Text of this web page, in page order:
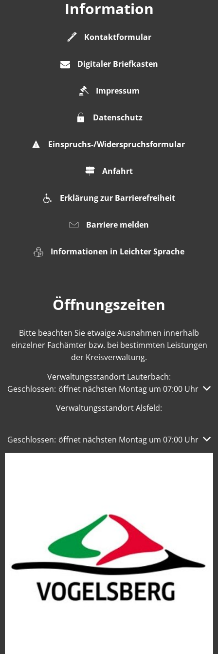
Information
Kontaktformular
Digitaler Briefkasten
Impressum
Datenschutz
Einspruchs-/Widerspruchsformular
Anfahrt
Erklärung zur Barrierefreiheit
Barriere melden
Informationen in Leichter Sprache
Öffnungszeiten
Bitte beachten Sie etwaige Ausnahmen innerhalb
einzelner Fachämter bzw. bei bestimmten Leistungen
der Kreisverwaltung.
Verwaltungsstandort Lauterbach:
Klicken, um weitere Öffnungs- oder Schließzeiten
Geschlossen: öffnet nächsten Montag um 07:00 Uhr
Verwaltungsstandort Alsfeld:
Klicken, um weitere Öffnungs- oder Schließzeiten
Geschlossen: öffnet nächsten Montag um 07:00 Uhr